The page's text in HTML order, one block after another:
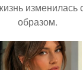
образом.